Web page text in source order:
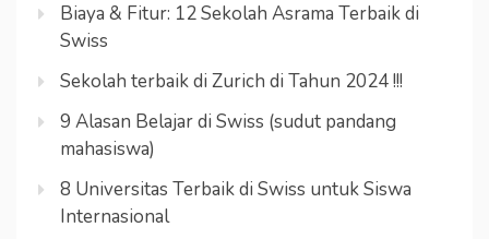
Biaya & Fitur: 12 Sekolah Asrama Terbaik di
Swiss
Sekolah terbaik di Zurich di Tahun 2024 !!!
9 Alasan Belajar di Swiss (sudut pandang
mahasiswa)
8 Universitas Terbaik di Swiss untuk Siswa
Internasional